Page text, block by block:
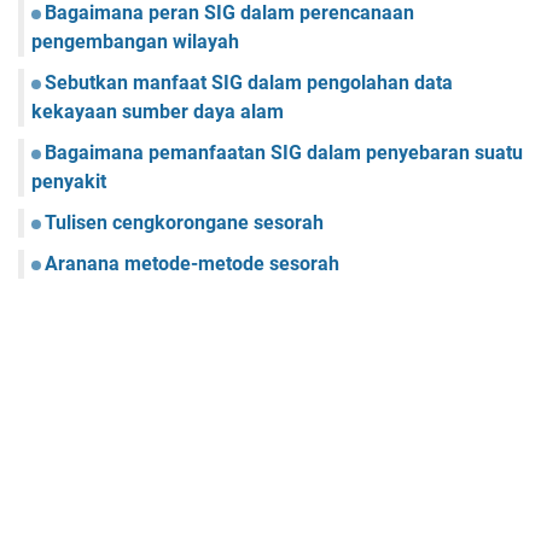
Bagaimana peran SIG dalam perencanaan
pengembangan wilayah
Sebutkan manfaat SIG dalam pengolahan data
kekayaan sumber daya alam
Bagaimana pemanfaatan SIG dalam penyebaran suatu
penyakit
Tulisen cengkorongane sesorah
Aranana metode-metode sesorah